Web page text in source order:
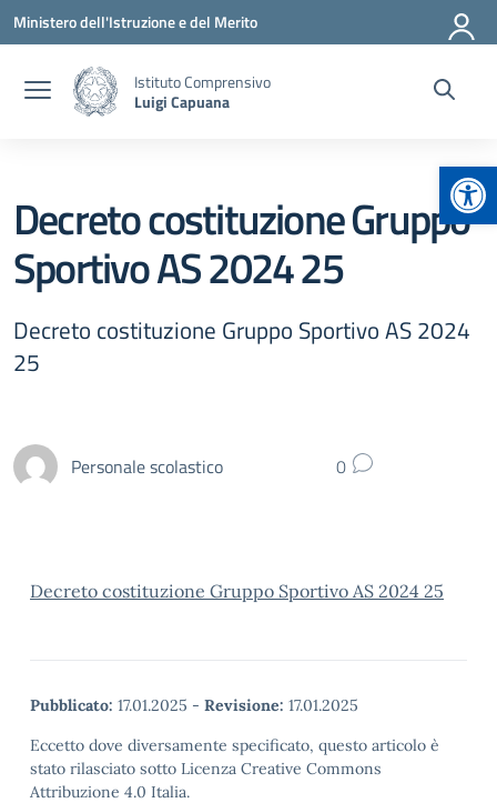
Vai ai contenuti
Vai al menu di navigazione
Vai al footer
Ministero dell'Istruzione e del Merito
Istituto Comprensivo
Luigi Capuana
Decreto costituzione Gruppo
Sportivo AS 2024 25
Decreto costituzione Gruppo Sportivo AS 2024
25
Personale scolastico 0
Decreto costituzione Gruppo Sportivo AS 2024 25
Pubblicato: 17.01.2025 - Revisione: 17.01.2025
Eccetto dove diversamente specificato, questo articolo è
stato rilasciato sotto Licenza Creative Commons
Attribuzione 4.0 Italia.